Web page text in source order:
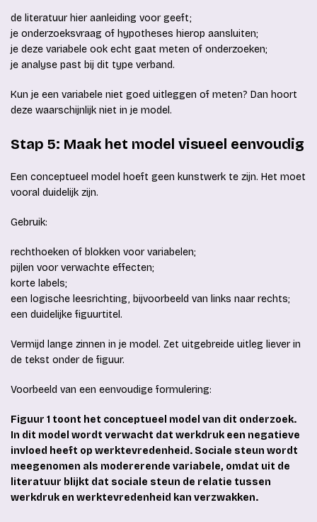
de literatuur hier aanleiding voor geeft;
je onderzoeksvraag of hypotheses hierop aansluiten;
je deze variabele ook echt gaat meten of onderzoeken;
je analyse past bij dit type verband.
Kun je een variabele niet goed uitleggen of meten? Dan hoort
deze waarschijnlijk niet in je model.
Stap 5: Maak het model visueel eenvoudig
Een conceptueel model hoeft geen kunstwerk te zijn. Het moet
vooral duidelijk zijn.
Gebruik:
rechthoeken of blokken voor variabelen;
pijlen voor verwachte effecten;
korte labels;
een logische leesrichting, bijvoorbeeld van links naar rechts;
een duidelijke figuurtitel.
Vermijd lange zinnen in je model. Zet uitgebreide uitleg liever in
de tekst onder de figuur.
Voorbeeld van een eenvoudige formulering:
Figuur 1 toont het conceptueel model van dit onderzoek.
In dit model wordt verwacht dat werkdruk een negatieve
invloed heeft op werktevredenheid. Sociale steun wordt
meegenomen als modererende variabele, omdat uit de
literatuur blijkt dat sociale steun de relatie tussen
werkdruk en werktevredenheid kan verzwakken.